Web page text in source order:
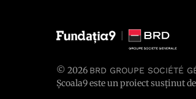
© 2026 BRD GROUPE SOCIÉTÉ
Școala9 este un proiect susținut de